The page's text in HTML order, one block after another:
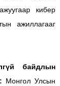
кибер
ажиллагааг
байдлын
Монгол Улсын